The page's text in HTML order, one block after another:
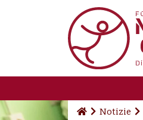
Salta al contenuto principale
Notizie